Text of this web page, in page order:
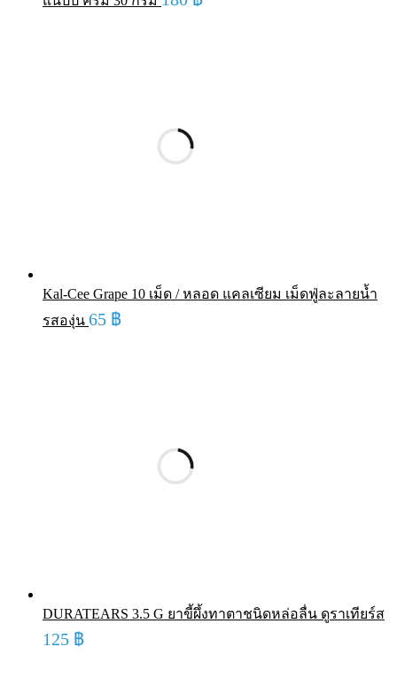
Kal-Cee Grape 10 เม็ด / หลอด แคลเซียม เม็ดฟู่ละลายน้ำ
รสองุ่น 65 ฿
DURATEARS 3.5 G ยาขี้ผึ้งทาตาชนิดหล่อลื่น ดูราเทียร์ส
125 ฿